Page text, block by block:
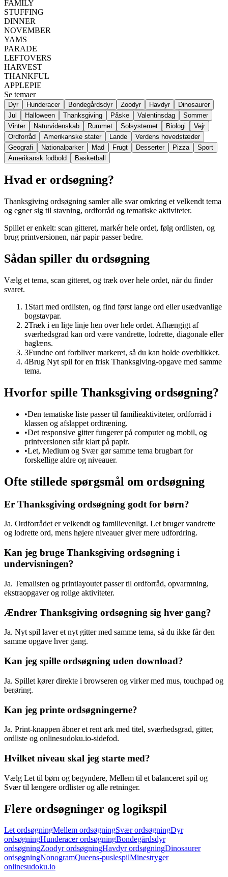
FAMILY
STUFFING
DINNER
NOVEMBER
YAMS
PARADE
LEFTOVERS
HARVEST
THANKFUL
APPLEPIE
Se temaer
Dyr Hunderacer Bondegårdsdyr Zoodyr Havdyr
Dinosaurer
Jul
Halloween Thanksgiving Påske Valentinsdag
Sommer
Vinter
Naturvidenskab Rummet Solsystemet Biologi
Vejr
Ordforråd
Amerikanske stater Lande
Verdens hovedstæder
Geografi
Nationalparker Mad Frugt Desserter Pizza
Sport
Amerikansk fodbold
Basketball
Hvad er ordsøgning?
Thanksgiving ordsøgning samler alle svar omkring et velkendt tema
og egner sig til stavning, ordforråd og tematiske aktiviteter.
Spillet er enkelt: scan gitteret, markér hele ordet, følg ordlisten, og
brug printversionen, når papir passer bedre.
Sådan spiller du ordsøgning
Vælg et tema, scan gitteret, og træk over hele ordet, når du finder
svaret.
1 Start med ordlisten, og find først lange ord eller usædvanlige
bogstavpar.
2Træk i en lige linje hen over hele ordet. Afhængigt af
sværhedsgrad kan ord være vandrette, lodrette, diagonale eller
baglæns.
3Fundne ord forbliver markeret, så du kan holde overblikket.
4Brug Nyt spil for en frisk Thanksgiving-opgave med samme
tema.
Hvorfor spille Thanksgiving ordsøgning?
•Den tematiske liste passer til familieaktiviteter, ordforråd i
klassen og afslappet ordtræning.
•Det responsive gitter fungerer på computer og mobil, og
printversionen står klart på papir.
•Let, Medium og Svær gør samme tema brugbart for
forskellige aldre og niveauer.
Ofte stillede spørgsmål om ordsøgning
Er Thanksgiving ordsøgning godt for børn?
Ja. Ordforrådet er velkendt og familievenligt. Let bruger vandrette
og lodrette ord, mens højere niveauer giver mere udfordring.
Kan jeg bruge Thanksgiving ordsøgning i
undervisningen?
Ja. Temalisten og printlayoutet passer til ordforråd, opvarmning,
ekstraopgaver og rolige aktiviteter.
Ændrer Thanksgiving ordsøgning sig hver gang?
Ja. Nyt spil laver et nyt gitter med samme tema, så du ikke får den
samme opgave hver gang.
Kan jeg spille ordsøgning uden download?
Ja. Spillet kører direkte i browseren og virker med mus, touchpad og
berøring.
Kan jeg printe ordsøgningerne?
Ja. Print-knappen åbner et rent ark med titel, sværhedsgrad, gitter,
ordliste og onlinesudoku.io-sidefod.
Hvilket niveau skal jeg starte med?
Vælg Let til børn og begyndere, Mellem til et balanceret spil og
Svær til længere ordlister og alle retninger.
Flere ordsøgninger og logikspil
Let ordsøgningMellem ordsøgningSvær ordsøgningDyr
ordsøgningHunderacer ordsøgningBondegårdsdyr
ordsøgningZoodyr ordsøgningHavdyr ordsøgningDinosaurer
ordsøgningNonogramQueens-puslespilMinestryger
onlinesudoku.io